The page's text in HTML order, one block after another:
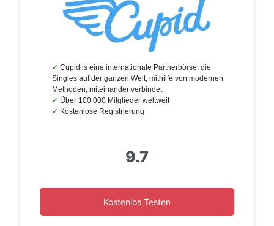
Cupid is eine internationale Partnerbörse, die
Singles auf der ganzen Welt, mithilfe von modernen
Methoden, miteinander verbindet
Über 100.000 Mitglieder weltweit
Kostenlose Registrierung
9.7
Kostenlos Testen